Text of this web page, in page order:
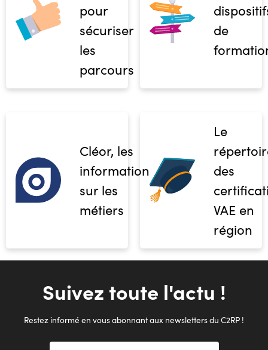
pour
sécuriser
les
parcours
de
Cléor, les
informations
sur les
métiers
Le
des
VAE en
région
Suivez toute l'actu !
Restez informé en vous abonnant aux newsletters du C2RP !